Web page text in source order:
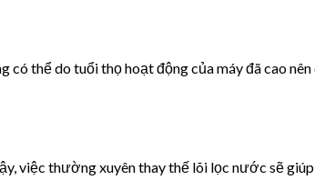
thể do tuổi thọ hoạt động của máy đã cao
việc thường xuyên thay thế lõi lọc nước sẽ